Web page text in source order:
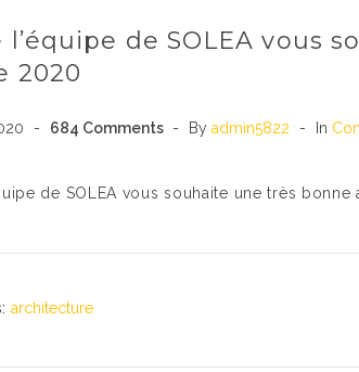
l’équipe de SOLEA vous
2020
684 Comments By admin5822 In
de SOLEA vous souhaite une très bonne
architecture